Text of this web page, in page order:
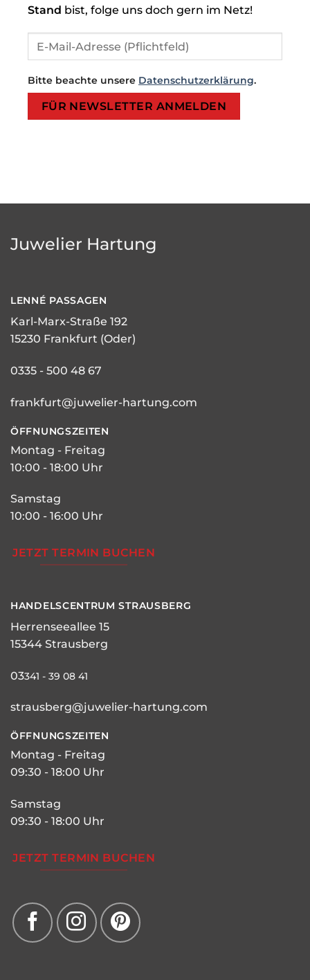
Stand bist, folge uns doch gern im Netz!
Bitte beachte unsere Datenschutzerklärung.
Bitte lasse dieses Feld leer.
Bitte lasse dieses Feld leer.
Juwelier Hartung
LENNÉ PASSAGEN
Karl-Marx-Straße 192
15230 Frankfurt (Oder)
0335 - 500 48 67
frankfurt@juwelier-hartung.com
ÖFFNUNGSZEITEN
Montag - Freitag
10:00 - 18:00 Uhr
Samstag
10:00 - 16:00 Uhr
JETZT TERMIN BUCHEN
HANDELSCENTRUM STRAUSBERG
Herrenseeallee 15
15344 Strausberg
03341 - 39 08 41
strausberg@juwelier-hartung.com
ÖFFNUNGSZEITEN
Montag - Freitag
09:30 - 18:00 Uhr
Samstag
09:30 - 18:00 Uhr
JETZT TERMIN BUCHEN